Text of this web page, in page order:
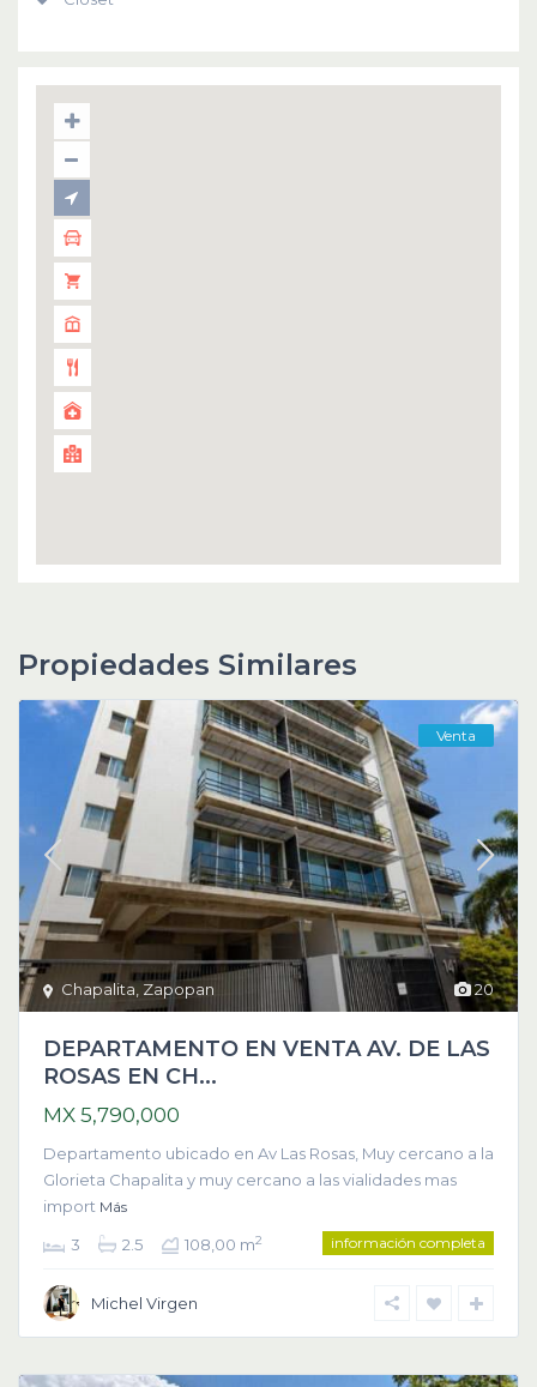
Propiedades Similares
20
Chapalita Zapopan
Venta
DEPARTAMENTO EN VENTA AV. DE LAS
ROSAS EN CH...
MX 5,790,000
Departamento ubicado en Av Las Rosas, Muy cercano a la
Glorieta Chapalita y muy cercano a las vialidades mas
import Más
3 2.5 108,00 m2 información completa
Michel Virgen